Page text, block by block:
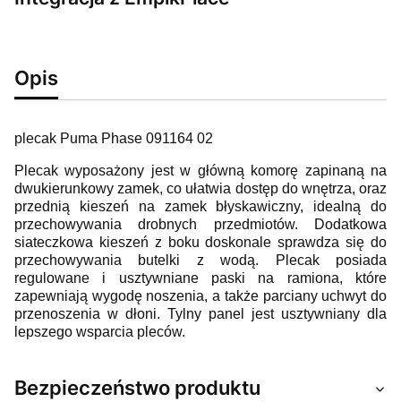
Opis
plecak Puma Phase 091164 02
Plecak wyposażony jest w główną komorę zapinaną na
dwukierunkowy zamek, co ułatwia dostęp do wnętrza, oraz
przednią kieszeń na zamek błyskawiczny, idealną do
przechowywania drobnych przedmiotów. Dodatkowa
siateczkowa kieszeń z boku doskonale sprawdza się do
przechowywania butelki z wodą. Plecak posiada
regulowane i usztywniane paski na ramiona, które
zapewniają wygodę noszenia, a także parciany uchwyt do
przenoszenia w dłoni. Tylny panel jest usztywniany dla
lepszego wsparcia pleców.
Bezpieczeństwo produktu